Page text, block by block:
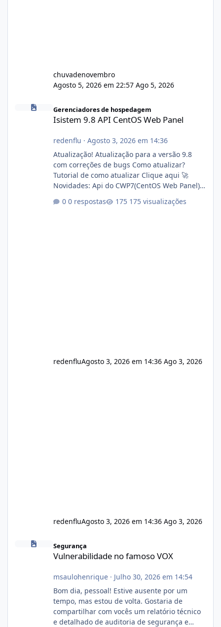
chuvadenovembro
Agosto 5, 2026 em 22:57 Ago 5, 2026
Isistem 9.8 API CentOS Web Panel
Gerenciadores de hospedagem
Isistem 9.8 API CentOS Web Panel
redenflu · Agosto 3, 2026 em 14:36
Atualização! Atualização para a versão 9.8
com correções de bugs Como atualizar?
Tutorial de como atualizar Clique aqui 🚀
Novidades: Api do CWP7(CentOS Web Panel)
autorizado a usasr o isistem:
0 respostas 175 visualizações
redenfluAgosto 3, 2026 em 14:36 Ago 3, 2026
redenfluAgosto 3, 2026 em 14:36 Ago 3, 2026
Segurança
Vulnerabilidade no famoso VOX
msaulohenrique· Julho 30, 2026 em 14:54
Bom dia, pessoal! Estive ausente por um
tempo, mas estou de volta. Gostaria de
compartilhar com vocês um relatório técnico
e detalhado de auditoria de segurança e